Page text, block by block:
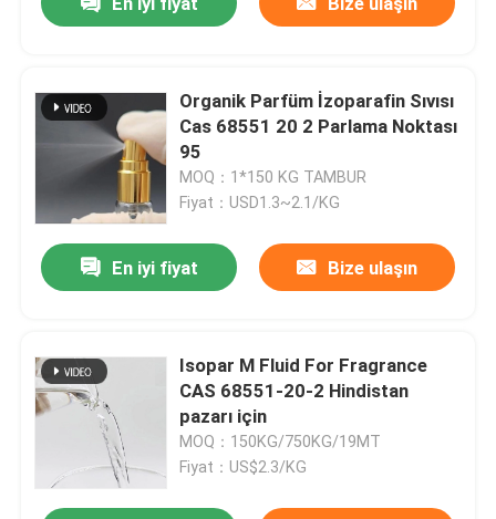
Organik Parfüm İzoparafin Sıvısı
Cas 68551 20 2 Parlama Noktası
95
MOQ：1*150 KG TAMBUR
Fiyat：USD1.3~2.1/KG
En iyi fiyat Bize ulaşın
Isopar M Fluid For Fragrance
CAS 68551-20-2 Hindistan
pazarı için
MOQ：150KG/750KG/19MT
Fiyat：US$2.3/KG